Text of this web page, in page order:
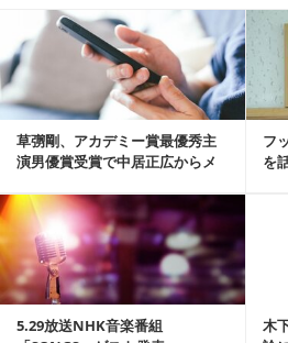
草彅剛、アカデミー賞最優秀主
演男優賞受賞で中居正広からメ
フ
を
記事を読む
5.29放送NHK音楽番組
木
記事を読む